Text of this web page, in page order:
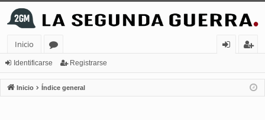
Inicio
or
os
nt
ifi
ist
ra
Identificarse Registrarse
Inicio Índice general